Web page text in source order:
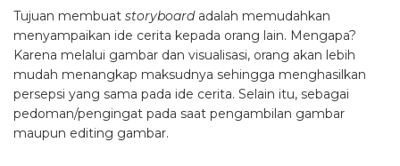
Tujuan membuat storyboard adalah memudahkan
menyampaikan ide cerita kepada orang lain. Mengapa?
Karena melalui gambar dan visualisasi, orang akan lebih
mudah menangkap maksudnya sehingga menghasilkan
persepsi yang sama pada ide cerita. Selain itu, sebagai
pedoman/pengingat pada saat pengambilan gambar
maupun editing gambar.